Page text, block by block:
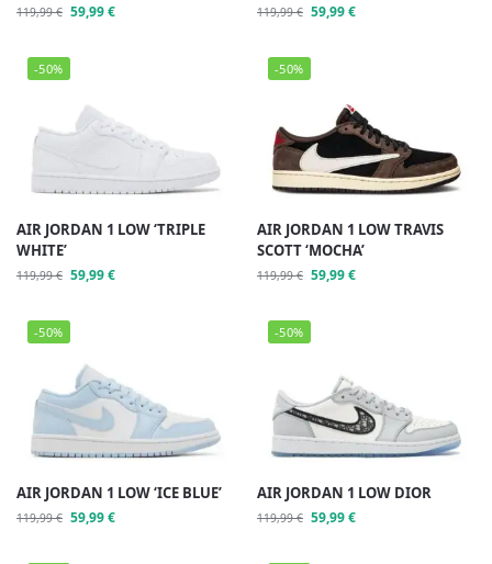
119,99€ 59,99€ 119,99€ 59,99€
-50%
AIR JORDAN 1 LOW ‘TRIPLE
WHITE’
119,99€ 59,99€
-50%
AIR JORDAN 1 LOW TRAVIS
SCOTT ‘MOCHA’
119,99€ 59,99€
-50%
AIR JORDAN 1 LOW ‘ICE BLUE’
119,99€ 59,99€
-50%
AIR JORDAN 1 LOW DIOR
119,99€ 59,99€